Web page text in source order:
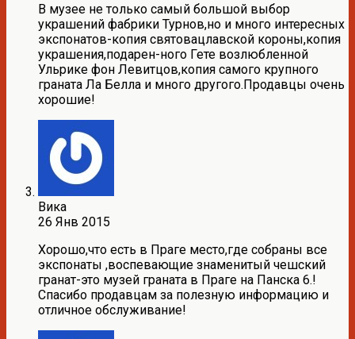
В музее не только самый большой выбор
украшений фабрики Турнов,но и много интересных
экспонатов-копия святовацлавской короны,копия
украшения,подарен-ного Гете возлюбленной
Ульрике фон Левитцов,копия самого крупного
граната Ла Белла и много другого.Продавцы очень
хорошие!
Вика
26 Янв 2015
Хорошо,что есть в Праге место,где собраны все
экспонаты ,воспевающие знаменитый чешский
гранат-это музей граната в Праге на Панска 6.!
Спасибо продавцам за полезную информацию и
отличное обслуживание!